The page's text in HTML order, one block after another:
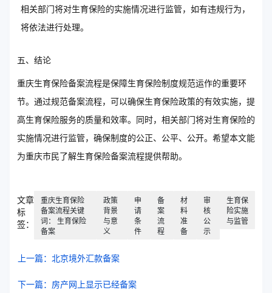
相关部门将对生育保险的实施情况进行监管，如有违规行为，
将依法进行处理。
五、结论
重庆生育保险备案流程是保障生育保险制度规范运作的重要环
节。通过规范备案流程，可以确保生育保险政策的有效实施，提
高生育保险服务的质量和效率。同时，相关部门将对生育保险的
实施情况进行监管，确保制度的公正、公平、公开。希望本文能
为重庆市民了解生育保险备案流程提供帮助。
文章
标
签：
重庆生育保险
备案流程关键
词： 生育保险
备案
政策
背景
与意
义
申
请
条
件
备
案
流
程
材
料
准
备
审
核
公
示
生育保
险实施
与监管
上一篇：北京境外汇款备案
下一篇：房产网上显示已经备案